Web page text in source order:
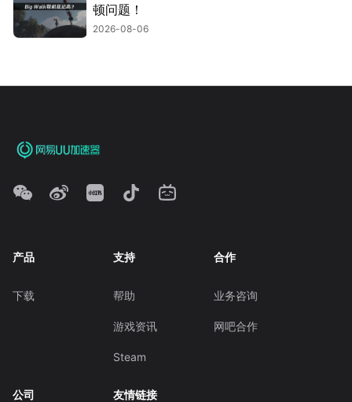
顿问题！
2026-08-06
产品
下载
支持
帮助
游戏资讯
Steam
合作
业务咨询
网吧合作
公司 友情链接